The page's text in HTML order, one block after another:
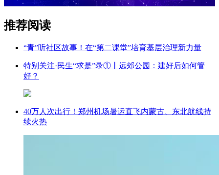
推荐阅读
“青”听社区故事！在“第二课堂”培育基层治理新力量
特别关注·民生“求是”录①丨远郊公园：建好后如何管
好？
40万人次出行！郑州机场暑运直飞内蒙古、东北航线持
续火热